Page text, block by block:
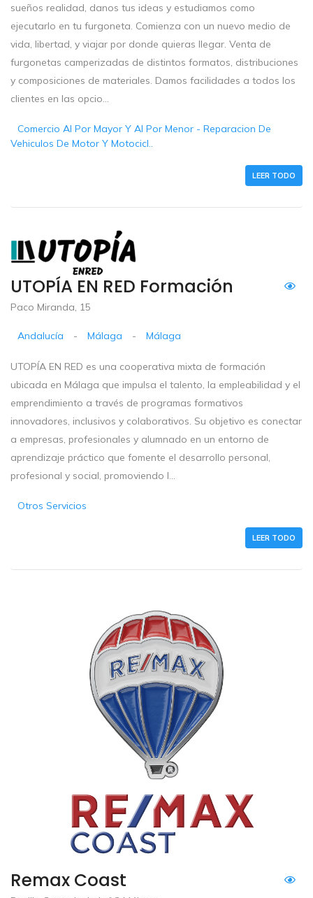
sueños realidad, danos tus ideas y estudiamos como
ejecutarlo en tu furgoneta. Comienza con un nuevo medio de
vida, libertad, y viajar por donde quieras llegar. Venta de
furgonetas camperizadas de distintos formatos, distribuciones
y composiciones de materiales. Damos facilidades a todos los
clientes en las opcio...
Comercio Al Por Mayor Y Al Por Menor - Reparacion De
Vehiculos De Motor Y Motocicl..
LEER TODO
UTOPÍA EN RED Formación
Paco Miranda, 15
Andalucía - Málaga - Málaga
UTOPÍA EN RED es una cooperativa mixta de formación
ubicada en Málaga que impulsa el talento, la empleabilidad y el
emprendimiento a través de programas formativos
innovadores, inclusivos y colaborativos. Su objetivo es conectar
a empresas, profesionales y alumnado en un entorno de
aprendizaje práctico que fomente el desarrollo personal,
profesional y social, promoviendo l...
Otros Servicios
LEER TODO
Remax Coast